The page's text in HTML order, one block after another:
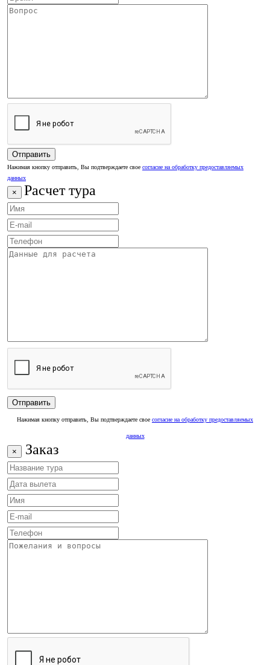
Нажимая кнопку отправить, Вы подтверждаете свое согласие на обработку предоставляемых
данных
× Расчет тура
Нажимая кнопку отправить, Вы подтверждаете свое согласие на обработку предоставляемых
данных
× Заказ